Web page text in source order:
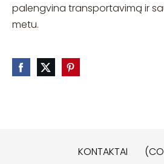
palengvina transportavimą ir
metu.
KONTAKTAI